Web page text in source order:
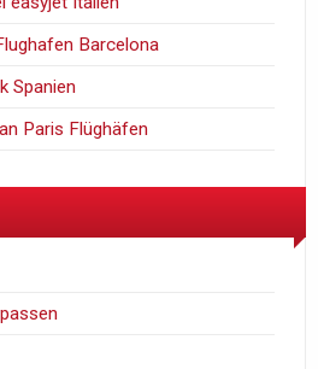
Barcelona
Spanien
Paris Flüghäfen